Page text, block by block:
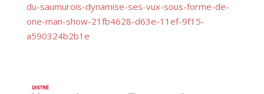
du-saumurois-dynamise-ses-vux-sous-forme-de-
one-man-show-21fb4628-d63e-11ef-9f15-
a590324b2b1e